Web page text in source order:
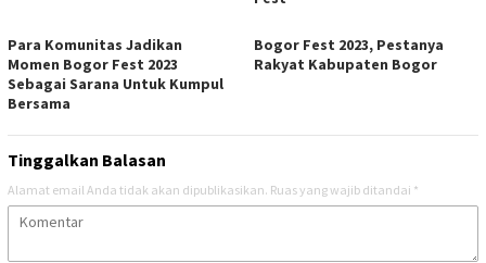
Para Komunitas Jadikan
Momen Bogor Fest 2023
Sebagai Sarana Untuk Kumpul
Bersama
Bogor Fest 2023, Pestanya
Rakyat Kabupaten Bogor
Tinggalkan Balasan
Alamat email Anda tidak akan dipublikasikan. Ruas yang wajib ditandai *